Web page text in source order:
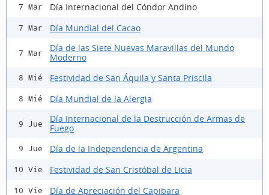
7 Mar Día Internacional del Cóndor Andino
7 Mar Día Mundial del Cacao
7 Mar
Día de las Siete Nuevas Maravillas del Mundo
Moderno
8 Mié Festividad de San Áquila y Santa Priscila
8 Mié Día Mundial de la Alergia
9 Jue
Día Internacional de la Destrucción de Armas de
Fuego
9 Jue Día de la Independencia de Argentina
10 Vie Festividad de San Cristóbal de Licia
10 Vie Día de Apreciación del Capibara